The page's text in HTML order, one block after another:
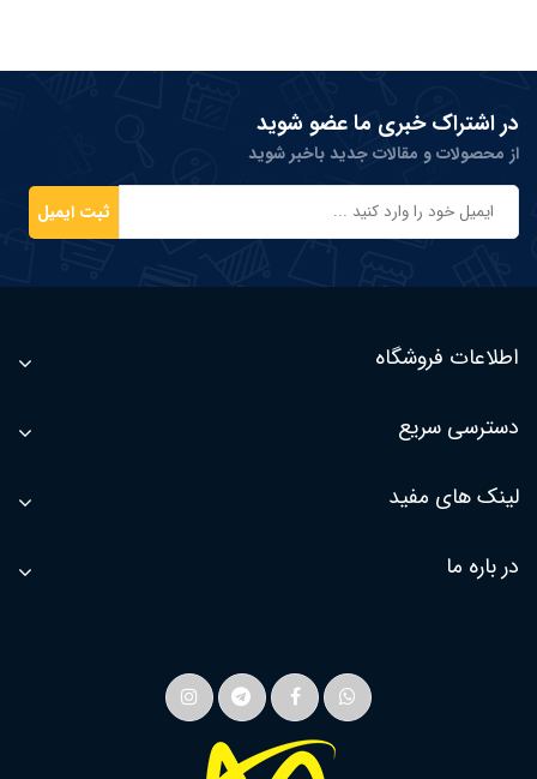
در اشتراک خبری ما عضو شوید
از محصولات و مقالات جدید باخبر شوید
ثبت ایمیل
اطلاعات فروشگاه
دسترسی سریع
لینک های مفید
در باره ما